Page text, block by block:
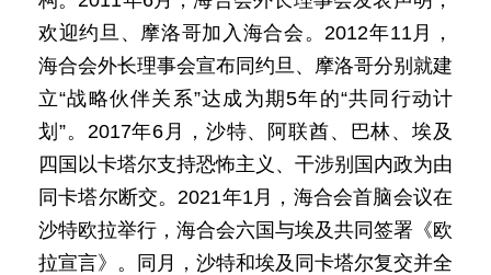
欢迎约旦、摩洛哥加入海合会。2012年11月，
海合会外长理事会宣布同约旦、摩洛哥分别就建
立“战略伙伴关系”达成为期5年的“共同行动计
划”。2017年6月，沙特、阿联酋、巴林、埃及
四国以卡塔尔支持恐怖主义、干涉别国内政为由
同卡塔尔断交。2021年1月，海合会首脑会议在
沙特欧拉举行，海合会六国与埃及共同签署《欧
拉宣言》。同月，沙特和埃及同卡塔尔复交并全